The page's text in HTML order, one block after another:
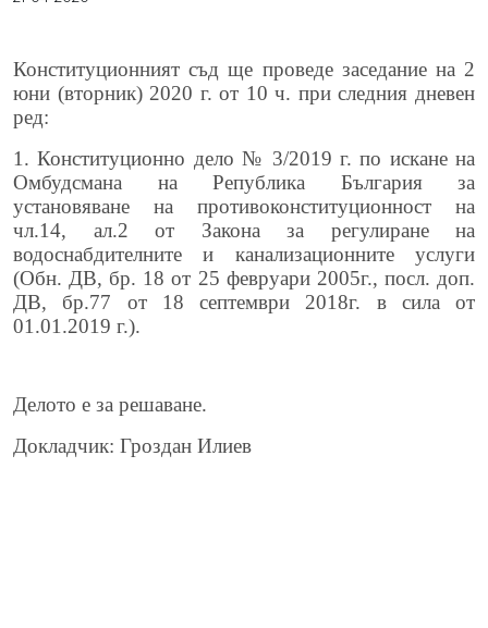
Конституционният съд ще проведе заседание на 2
юни (вторник) 2020 г. от 10 ч. при следния дневен
ред:
1. Конституционно дело № 3/2019 г. по искане на
Омбудсмана на Република България за
установяване на противоконституционност на
чл.14, ал.2 от Закона за регулиране на
водоснабдителните и канализационните услуги
(Обн. ДВ, бр. 18 от 25 февруари 2005г., посл. доп.
ДВ, бр.77 от 18 септември 2018г. в сила от
01.01.2019 г.).
Делото е за решаване.
Докладчик: Гроздан Илиев